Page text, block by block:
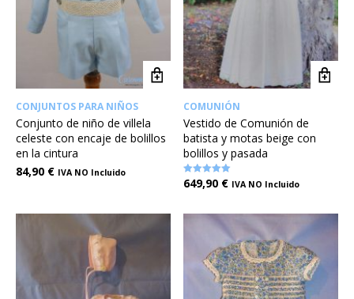
CONJUNTOS PARA NIÑOS
Conjunto de niño de villela
celeste con encaje de bolillos
en la cintura
84,90 € IVA NO Incluido
COMUNIÓN
Vestido de Comunión de
batista y motas beige con
bolillos y pasada
Valorado en
5.00
649,90 € IVA NO Incluido